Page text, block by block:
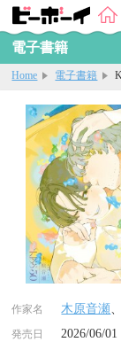
電子書籍
Home 電子書籍
作家名 木原音瀬、
発売日 2026/06/01